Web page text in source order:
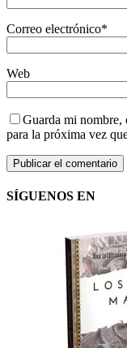
Correo electrónico*
Web
Guarda mi nombre,
para la próxima vez
SÍGUENOS EN